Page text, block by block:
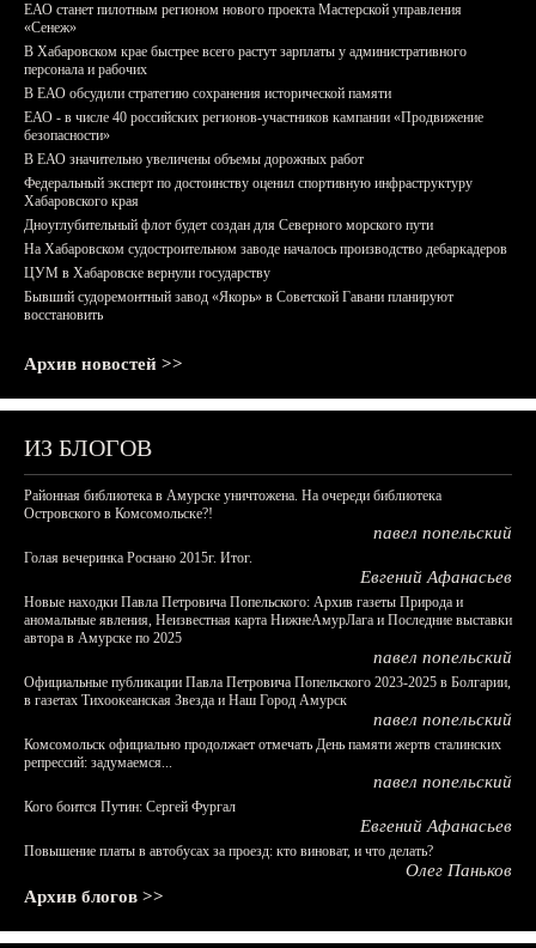
ЕАО станет пилотным регионом нового проекта Мастерской управления
«Сенеж»
В Хабаровском крае быстрее всего растут зарплаты у административного
персонала и рабочих
В ЕАО обсудили стратегию сохранения исторической памяти
ЕАО - в числе 40 российских регионов-участников кампании «Продвижение
безопасности»
В ЕАО значительно увеличены объемы дорожных работ
Федеральный эксперт по достоинству оценил спортивную инфраструктуру
Хабаровского края
Дноуглубительный флот будет создан для Северного морского пути
На Хабаровском судостроительном заводе началось производство дебаркадеров
ЦУМ в Хабаровске вернули государству
Бывший судоремонтный завод «Якорь» в Советской Гавани планируют
восстановить
Архив новостей >>
ИЗ БЛОГОВ
Районная библиотека в Амурске уничтожена. На очереди библиотека
Островского в Комсомольске?!
павел попельский
Голая вечеринка Роснано 2015г. Итог.
Евгений Афанасьев
Новые находки Павла Петровича Попельского: Архив газеты Природа и
аномальные явления, Неизвестная карта НижнеАмурЛага и Последние выставки
автора в Амурске по 2025
павел попельский
Официальные публикации Павла Петровича Попельского 2023-2025 в Болгарии,
в газетах Тихоокеанская Звезда и Наш Город Амурск
павел попельский
Комсомольск официально продолжает отмечать День памяти жертв сталинских
репрессий: задумаемся...
павел попельский
Кого боится Путин: Сергей Фургал
Евгений Афанасьев
Повышение платы в автобусах за проезд: кто виноват, и что делать?
Олег Паньков
Архив блогов >>